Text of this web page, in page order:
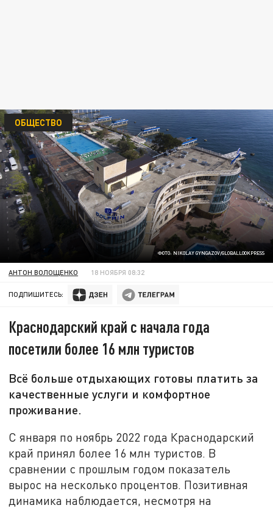
ФОТО: NIKOLAY GYNGAZOV/GLOBALLOOKPRESS
ОБЩЕСТВО
АНТОН ВОЛОЩЕНКО 18 НОЯБРЯ 08:32
ПОДПИШИТЕСЬ:
Краснодарский край с начала года
посетили более 16 млн туристов
Всё больше отдыхающих готовы платить за
качественные услуги и комфортное
проживание.
С января по ноябрь 2022 года Краснодарский
край принял более 16 млн туристов. В
сравнении с прошлым годом показатель
вырос на несколько процентов. Позитивная
динамика наблюдается, несмотря на